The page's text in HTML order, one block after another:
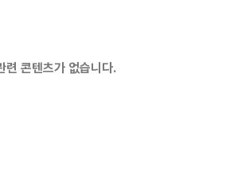
련 콘텐츠가 없습니다.